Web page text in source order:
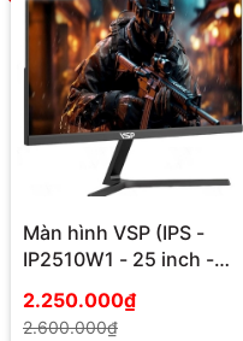
Màn hình VSP (IPS -
IP2510W1 - 25 inch -
2.250.000₫
2.600.000₫